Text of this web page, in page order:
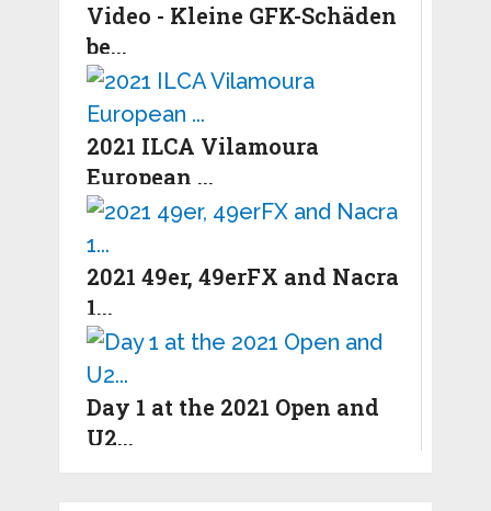
Video - Kleine GFK-Schäden
be...
2021 ILCA Vilamoura
European ...
2021 49er, 49erFX and Nacra
1...
Day 1 at the 2021 Open and
U2...